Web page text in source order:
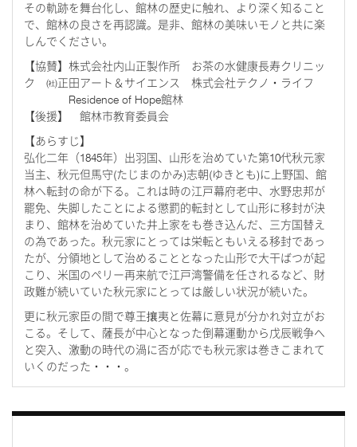
その軌跡を舞台化し、館林の歴史に触れ、より深く知ること
で、館林の良さを再認識。是非、館林の美味いモノと共に楽
しんでください。
【協賛】株式会社内山正製作所 お茶の水健康長寿クリニッ
ク ㈳正田アート＆サイエンス 株式会社テクノ・ライフ
Residence of Hope館林
【後援】 館林市教育委員会
【あらすじ】
弘化二年（1845年）出羽国、山形を治めていた第10代秋元家
当主、秋元但馬守(たじまのかみ)志朝(ゆきとも)に上野国、館
林へ転封の命が下る。これは時の江戸幕府老中、水野忠邦が
罷免、失脚したことによる懲罰的転封として山形に移封が決
まり、館林を治めていた井上家をも巻き込んだ、三方国替え
の為であった。秋元家にとっては栄転ともいえる移封であっ
たが、分領地として治めることとなった山形で大干ばつが起
こり、米国のペリー再来航で江戸湾警備を任されるなど、財
政難が続いていた秋元家にとっては厳しい状況が続いた。
更に秋元家臣の間で尊王攘夷と佐幕に意見が分かれ対立がお
こる。そして、薩長が中心となった倒幕運動から戊辰戦争へ
と突入、激動の時代の渦に否が応でも秋元家は巻きこまれて
いくのだった・・・。